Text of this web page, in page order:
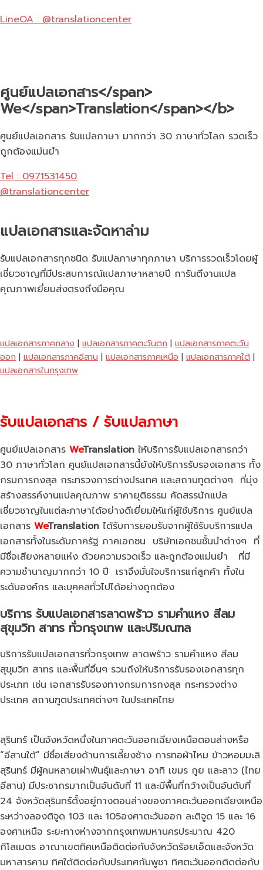
LineOA : @translationcenter
ศูนย์แปลเอกสาร</span>
We</span>Translation</span></b>
ศูนย์แปลเอกสาร รับแปลภาษา มากกว่า 30 ภาษาทั่วโลก รวดเร็ว
ถูกต้องแม่นยำ
Tel : 0971531450
@translationcenter
แปลเอกสารและจัดหาล่าม
รับแปลเอกสารทุกชนิด รับแปลภาษาทุกภาษา บริการรวดเร็วโดยผู้
เชี่ยวชาญที่มีประสบการณ์แปลภาษาหลายปี การันตีงานแปล
คุณภาพเยี่ยมส่งตรงถึงมือคุณ
แปลเอกสารภาคกลาง | แปลเอกสารภาคตะวันตก | แปลเอกสารภาคตะวัน
ออก | แปลเอกสารภาคอีสาน | แปลเอกสารภาคเหนือ | แปลเอกสารภาคใต้ |
แปลเอกสารในกรุงเทพ
รับแปลเอกสาร / รับแปลภาษา
ศูนย์แปลเอกสาร WeTranslation ให้บริการรับแปลเอกสารกว่า
30 ภาษาทั่วโลก ศูนย์แปลเอกสารนี้ยังให้บริการรับรองเอกสาร ทั้ง
กรมการกงสุล กระทรวงการต่างประเทศ และสถานทูตต่างๆ ที่มุ่ง
สร้างสรรค์งานแปลคุณภาพ ราคายุติธรรม คัดสรรนักแปล
เชี่ยวชาญในแต่ละภาษาได้อย่างดีเยี่ยมให้แก่ผู้ใช้บริการ ศูนย์แปล
เอกสาร WeTranslation ได้รับการยอมรับจากผู้ใช้รับบริการแปล
เอกสารทั้งในระดับภาครัฐ ภาคเอกชน บริษัทเอกชนชั้นนำต่างๆ ที่
มีชื่อเสียงหลายแห่ง ด้วยความรวดเร็ว และถูกต้องแม่นยำ ที่มี
ความชำนาญมากกว่า 10 ปี เราจึงมั่นใจบริการแก่ลูกค้า ทั้งใน
ระดับองค์กร และบุคคลทั่วไปได้อย่างถูกต้อง
บริการ รับแปลเอกสารลาดพร้าว รามคำแหง สีลม
สุขุมวิท สาทร ทั่วกรุงเทพ และปริมณฑล
บริการรับแปลเอกสารทั่วกรุงเทพ ลาดพร้าว รามคำแหง สีลม
สุขุมวิท สาทร และพื้นที่อื่นๆ รวมถึงให้บริการรับรองเอกสารทุก
ประเภท เช่น เอกสารรับรองทางกรมการกงสุล กระทรวงต่าง
ประเทศ สถานฑูตประเทศต่างๆ ในประเทศไทย
สุรินทร์ เป็นจังหวัดหนึ่งในภาคตะวันออกเฉียงเหนือตอนล่างหรือ
“อีสานใต้” มีชื่อเสียงด้านการเลี้ยงช้าง การทอผ้าไหม ข้าวหอมมะลิ
สุรินทร์ มีผู้คนหลายเผ่าพันธุ์และภาษา อาทิ เขมร กูย และลาว (ไทย
อีสาน) มีประชากรมากเป็นอันดับที่ 11 และมีพื้นที่กว้างเป็นอันดับที่
24 จังหวัดสุรินทร์ตั้งอยู่ทางตอนล่างของภาคตะวันออกเฉียงเหนือ
ระหว่างลองติจูด 103 และ 105องศาตะวันออก ละติจูด 15 และ 16
องศาเหนือ ระยะทางห่างจากกรุงเทพมหานครประมาณ 420
กิโลเมตร อาณาเขตทิศเหนือติดต่อกับจังหวัดร้อยเอ็ดและจังหวัด
มหาสารคาม ทิศใต้ติดต่อกับประเทศกัมพูชา ทิศตะวันออกติดต่อกับ